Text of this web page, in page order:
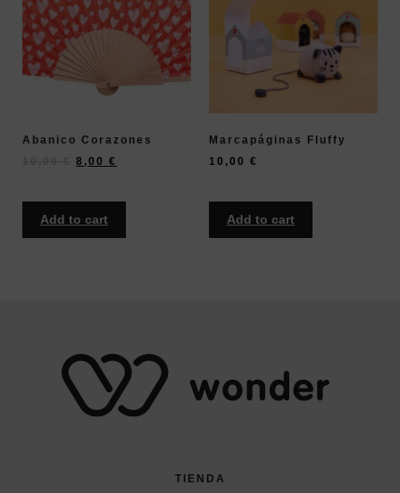
Abanico Corazones
8,00 €
Add to cart
Marcapáginas Fluffy
10,00 €
Add to cart
TIENDA